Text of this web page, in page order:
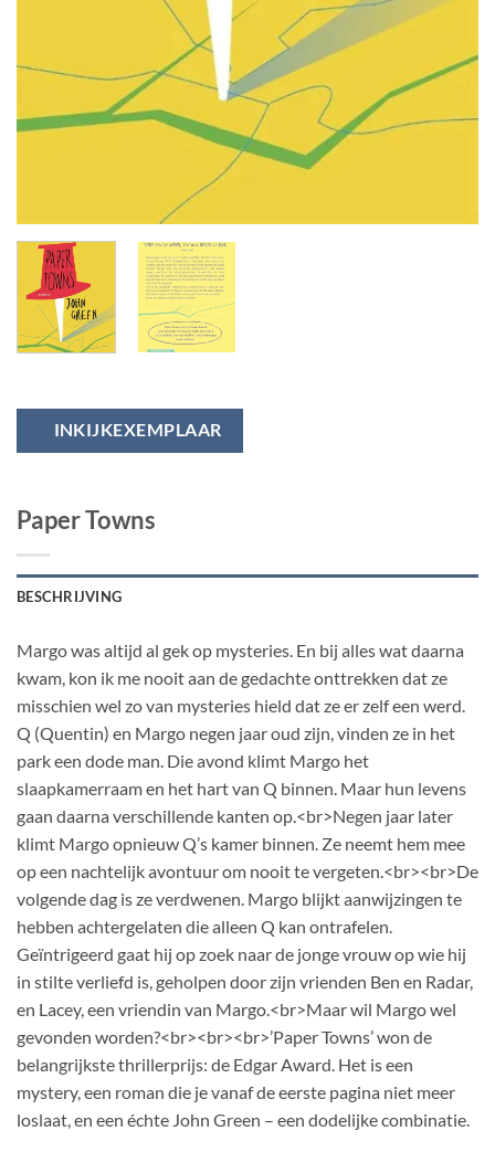
INKIJKEXEMPLAAR
Paper Towns
BESCHRIJVING
Margo was altijd al gek op mysteries. En bij alles wat daarna
kwam, kon ik me nooit aan de gedachte onttrekken dat ze
misschien wel zo van mysteries hield dat ze er zelf een werd.
Q (Quentin) en Margo negen jaar oud zijn, vinden ze in het
park een dode man. Die avond klimt Margo het
slaapkamerraam en het hart van Q binnen. Maar hun levens
gaan daarna verschillende kanten op.<br>Negen jaar later
klimt Margo opnieuw Q’s kamer binnen. Ze neemt hem mee
op een nachtelijk avontuur om nooit te vergeten.<br><br>De
volgende dag is ze verdwenen. Margo blijkt aanwijzingen te
hebben achtergelaten die alleen Q kan ontrafelen.
Geïntrigeerd gaat hij op zoek naar de jonge vrouw op wie hij
in stilte verliefd is, geholpen door zijn vrienden Ben en Radar,
en Lacey, een vriendin van Margo.<br>Maar wil Margo wel
gevonden worden?<br><br><br>’Paper Towns’ won de
belangrijkste thrillerprijs: de Edgar Award. Het is een
mystery, een roman die je vanaf de eerste pagina niet meer
loslaat, en een échte John Green – een dodelijke combinatie.